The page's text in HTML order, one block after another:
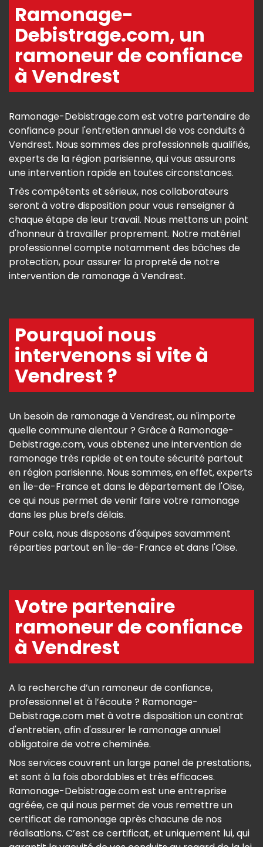
Ramonage-
Debistrage.com, un
ramoneur de confiance
à Vendrest
Ramonage-Debistrage.com est votre partenaire de
confiance pour l'entretien annuel de vos conduits à
Vendrest. Nous sommes des professionnels qualifiés,
experts de la région parisienne, qui vous assurons
une intervention rapide en toutes circonstances.
Très compétents et sérieux, nos collaborateurs
seront à votre disposition pour vous renseigner à
chaque étape de leur travail. Nous mettons un point
d'honneur à travailler proprement. Notre matériel
professionnel compte notamment des bâches de
protection, pour assurer la propreté de notre
intervention de ramonage à Vendrest.
Pourquoi nous
intervenons si vite à
Vendrest ?
Un besoin de ramonage à Vendrest, ou n'importe
quelle commune alentour ? Grâce à Ramonage-
Debistrage.com, vous obtenez une intervention de
ramonage très rapide et en toute sécurité partout
en région parisienne. Nous sommes, en effet, experts
en Île-de-France et dans le département de l'Oise,
ce qui nous permet de venir faire votre ramonage
dans les plus brefs délais.
Pour cela, nous disposons d'équipes savamment
réparties partout en Île-de-France et dans l'Oise.
Votre partenaire
ramoneur de confiance
à Vendrest
A la recherche d’un ramoneur de confiance,
professionnel et à l’écoute ? Ramonage-
Debistrage.com met à votre disposition un contrat
d'entretien, afin d'assurer le ramonage annuel
obligatoire de votre cheminée.
Nos services couvrent un large panel de prestations,
et sont à la fois abordables et très efficaces.
Ramonage-Debistrage.com est une entreprise
agréée, ce qui nous permet de vous remettre un
certificat de ramonage après chacune de nos
réalisations. C’est ce certificat, et uniquement lui, qui